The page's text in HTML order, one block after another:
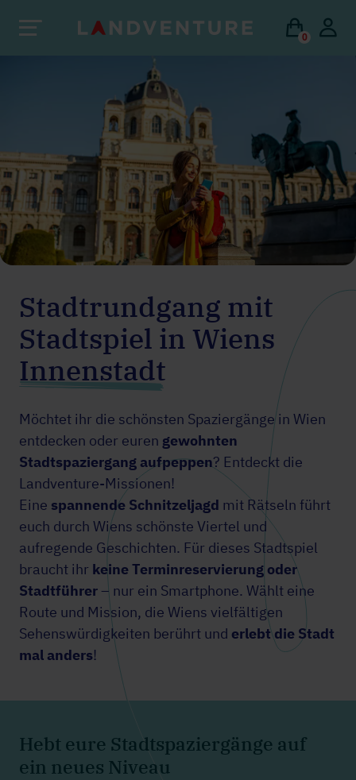
0
Stadtrundgang mit
Stadtspiel in Wiens
Innenstadt
Möchtet ihr die schönsten Spaziergänge in Wien
entdecken oder euren gewohnten
Stadtspaziergang aufpeppen? Entdeckt die
Landventure-Missionen!
Eine spannende Schnitzeljagd mit Rätseln führt
euch durch Wiens schönste Viertel und
aufregende Geschichten. Für dieses Stadtspiel
braucht ihr keine Terminreservierung oder
Stadtführer – nur ein Smartphone. Wählt eine
Route und Mission, die Wiens vielfältigen
Sehenswürdigkeiten berührt und erlebt die Stadt
mal anders!
Hebt eure Stadtspaziergänge auf
ein neues Niveau